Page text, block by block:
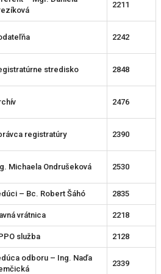
2211
2242
stredisko 2848
2476
registratúry 2390
Michaela Ondrušeková 2530
– Bc. Robert Šáhó 2835
vrátnica 2218
služba 2128
odboru – Ing. Naďa
2339